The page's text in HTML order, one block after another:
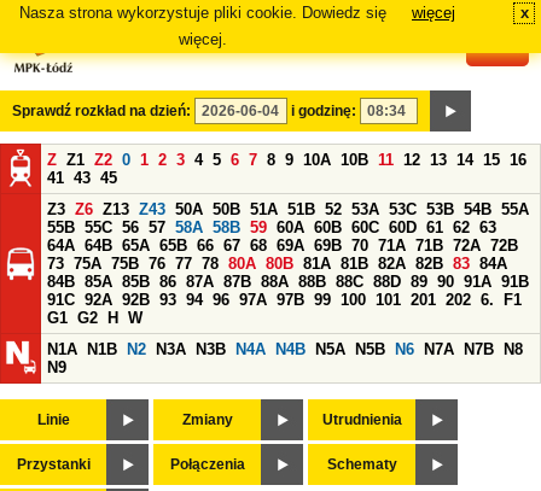
Nasza strona wykorzystuje pliki cookie. Dowiedz się
więcej.
więcej x
Sprawdź rozkład na dzień: i godzinę:
Z Z1 Z2 0 1 2 3 4 5 6 7 8 9 10A 10B 11 12 13 14 15 16
41 43 45
Z3 Z6 Z13 Z43 50A 50B 51A 51B 52 53A 53C 53B 54B 55A
55B 55C 56 57 58A 58B 59 60A 60B 60C 60D 61 62 63
64A 64B 65A 65B 66 67 68 69A 69B 70 71A 71B 72A 72B
73 75A 75B 76 77 78 80A 80B 81A 81B 82A 82B 83 84A
84B 85A 85B 86 87A 87B 88A 88B 88C 88D 89 90 91A 91B
91C 92A 92B 93 94 96 97A 97B 99 100 101 201 202 6.
F1
G1 G2 H
W
N1A
N1B N2 N3A N3B N4A N4B N5A N5B N6 N7A N7B
N8
N9
Linie Zmiany Utrudnienia
Przystanki Połączenia Schematy